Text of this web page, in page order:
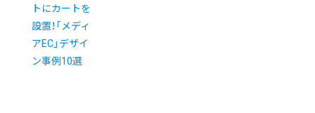
トにカートを
設置！「メディ
アEC」デザイ
ン事例10選